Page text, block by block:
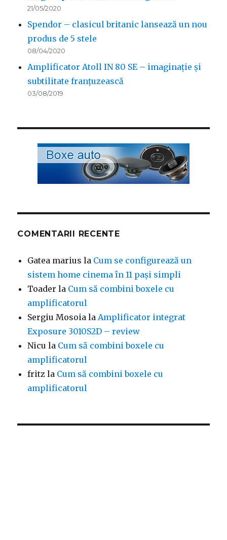
21/05/2020
Spendor – clasicul britanic lansează un nou
produs de 5 stele
08/04/2020
Amplificator Atoll IN 80 SE – imaginație și
subtilitate franțuzească
03/08/2019
COMENTARII RECENTE
Gatea marius la Cum se configurează un
sistem home cinema în 11 pași simpli
Toader la Cum să combini boxele cu
amplificatorul
Sergiu Mosoia laAmplificator integrat
Exposure 3010S2D – review
Nicu la Cum să combini boxele cu
amplificatorul
fritz la Cum să combini boxele cu
amplificatorul